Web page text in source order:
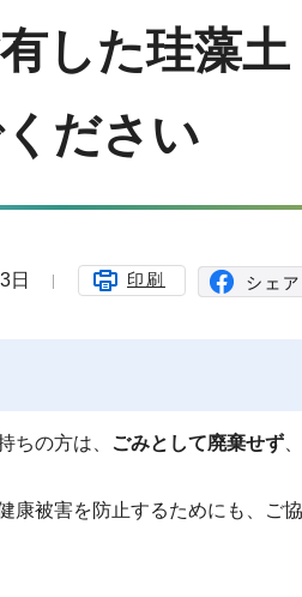
した珪藻
ださい
日 印刷
の方は、 ごみとして廃棄せず
康被害を防止するためにも、ご